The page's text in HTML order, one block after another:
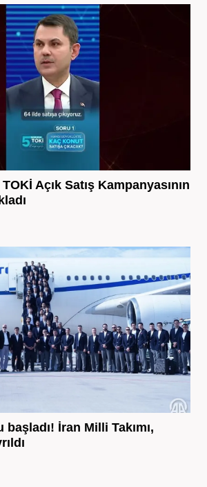
Açık Satış Kampanyasının
İran Milli Takımı,